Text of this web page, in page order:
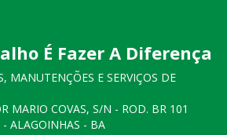
É Fazer A Diferença
MANUTENÇÕES E SERVIÇOS DE
MARIO COVAS, S/N - ROD. BR 101
- ALAGOINHAS - BA